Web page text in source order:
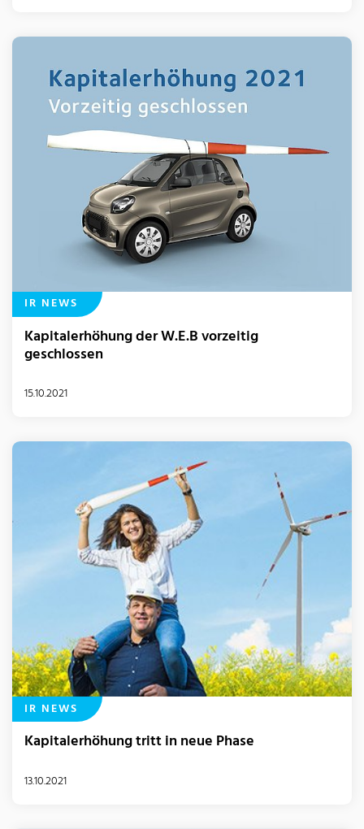
IR NEWS
Kapitalerhöhung der W.E.B vorzeitig
geschlossen
15.10.2021
IR NEWS
Kapitalerhöhung tritt in neue Phase
13.10.2021